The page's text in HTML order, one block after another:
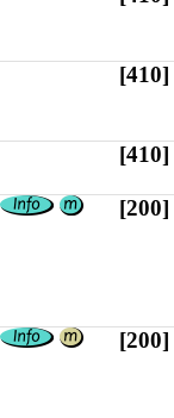
[410]
[410]
[200]
[200]